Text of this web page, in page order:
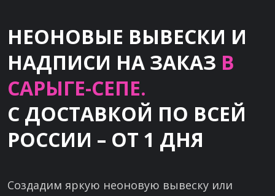
НЕОНОВЫЕ ВЫВЕСКИ И
НАДПИСИ НА ЗАКАЗ В
САРЫГЕ-СЕПЕ.
С ДОСТАВКОЙ ПО ВСЕЙ
РОССИИ – ОТ 1 ДНЯ
Создадим яркую неоновую вывеску или